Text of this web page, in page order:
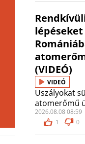
(VIDEÓ)
VIDEÓ
Uszályokat
atomerőmű
2026.08.08 08:59
1
0